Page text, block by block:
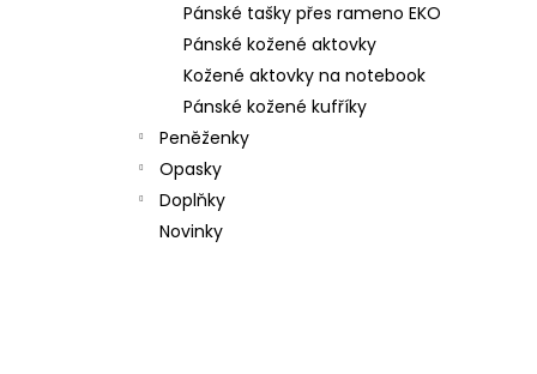
Pánské tašky přes rameno EKO
Pánské kožené aktovky
Kožené aktovky na notebook
Pánské kožené kufříky
Peněženky
Opasky
Doplňky
Novinky